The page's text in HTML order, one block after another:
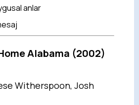
anlar
Alabama (2002)
Witherspoon, Josh